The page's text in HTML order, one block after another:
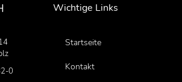
0
Wichtige Links
Startseite
Kontakt